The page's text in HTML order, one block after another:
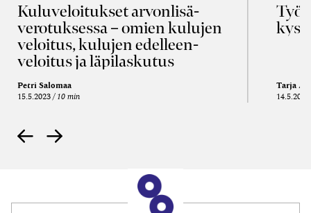
Kulu­veloitukset arvon­lisä­
verotuksessa – omien kulujen
veloitus, kulujen edelleen­
veloitus ja läpi­laskutus
Petri Salomaa
15.5.2023 10 min
Tarja
14.5.2021